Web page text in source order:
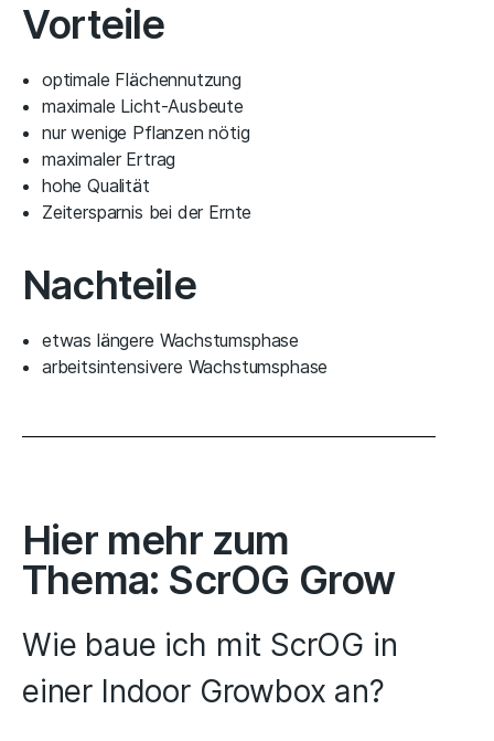
Vorteile
optimale Flächennutzung
maximale Licht-Ausbeute
nur wenige Pflanzen nötig
maximaler Ertrag
hohe Qualität
Zeitersparnis bei der Ernte
Nachteile
etwas längere Wachstumsphase
arbeitsintensivere Wachstumsphase
Hier mehr zum
Thema: ScrOG Grow
Wie baue ich mit ScrOG in
einer Indoor Growbox an?